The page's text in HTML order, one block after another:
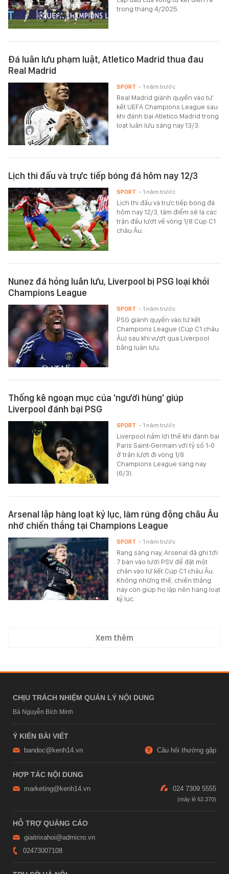
trong tháng 4/2025.
Đá luân lưu phạm luật, Atletico Madrid thua đau
Real Madrid
Real Madrid giành quyền vào tứ
kết UEFA Champions League sau
khi đánh bại Atletico Madrid trong
loạt luân lưu sáng nay 13/3.
SPORT - 1 năm trước
Lịch thi đấu và trực tiếp bóng đá hôm nay 12/3
Lịch thi đấu và trực tiếp bóng đá
hôm nay 12/3, tâm điểm sẽ là các
trận đấu lượt về vòng 1/8 Cúp C1
châu Âu.
SPORT - 1 năm trước
Nunez đá hỏng luân lưu, Liverpool bị PSG loại khỏi
Champions League
PSG giành quyền vào tứ kết
Champions League (Cúp C1 châu
Âu) sau khi vượt qua Liverpool
bằng luân lưu.
SPORT - 1 năm trước
Thống kê ngoạn mục của 'người hùng' giúp
Liverpool đánh bại PSG
Liverpool nắm lợi thế khi đánh bại
Paris Saint-Germain với tỷ số 1-0
ở trận lượt đi vòng 1/8
Champions League sáng nay
(6/3).
SPORT - 1 năm trước
Arsenal lập hàng loạt kỷ lục, làm rúng động châu Âu
nhờ chiến thắng tại Champions League
Rạng sáng nay, Arsenal đã ghi tới
7 bàn vào lưới PSV để đặt một
chân vào tứ kết Cúp C1 châu Âu.
Không những thế, chiến thắng
này còn giúp họ lập nên hàng loạt
kỷ lục.
SPORT - 1 năm trước
Xem thêm
CHỊU TRÁCH NHIỆM QUẢN LÝ NỘI DUNG
Bà Nguyễn Bích Minh
Ý KIẾN BÀI VIẾT
bandoc@kenh14.vn Câu hỏi thường gặp
HỢP TÁC NỘI DUNG
marketing@kenh14.vn 024 7309 5555
HỖ TRỢ QUẢNG CÁO
giaitrixahoi@admicro.vn
02473007108